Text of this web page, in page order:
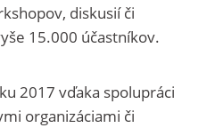
diskusií či
15.000 účastníkov.
2017 vďaka spolupráci
organizáciami či